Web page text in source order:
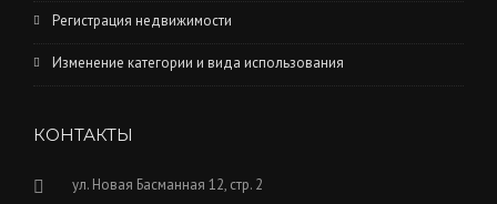
Регистрация недвижимости
Изменение категории и вида использования
КОНТАКТЫ
ул. Новая Басманная 12, стр. 2